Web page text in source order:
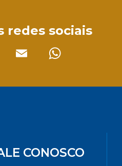
redes sociais
CONOSCO